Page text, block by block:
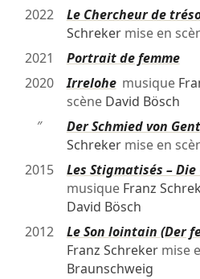
2022
Le Chercheur de
Schrekermise en
2021
Portrait de femme
2020
Irrelohemusique
scène David Bösch
″
Der Schmied von Gent
Schrekermise en
2015
Les Stigmatisés –
musique Franz
David Bösch
2012
Le Son lointain (Der
Franz Schrekermise
Braunschweig